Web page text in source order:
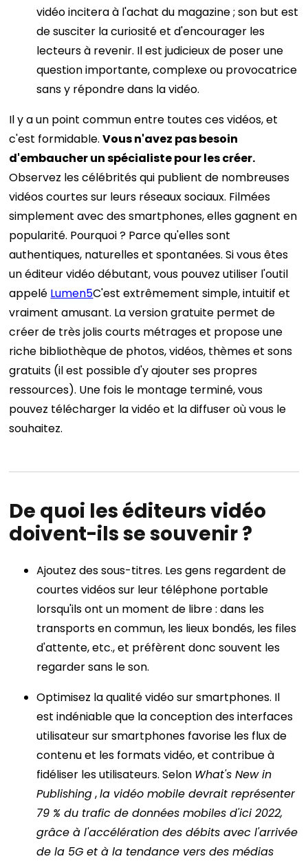
vidéo incitera à l'achat du magazine ; son but est
de susciter la curiosité et d'encourager les
lecteurs à revenir. Il est judicieux de poser une
question importante, complexe ou provocatrice
sans y répondre dans la vidéo.
Il y a un point commun entre toutes ces vidéos, et
c'est formidable. Vous n'avez pas besoin
d'embaucher un spécialiste pour les créer.
Observez les célébrités qui publient de nombreuses
vidéos courtes sur leurs réseaux sociaux. Filmées
simplement avec des smartphones, elles gagnent en
popularité. Pourquoi ? Parce qu'elles sont
authentiques, naturelles et spontanées. Si vous êtes
un éditeur vidéo débutant, vous pouvez utiliser l'outil
appelé Lumen5C'est extrêmement simple, intuitif et
vraiment amusant. La version gratuite permet de
créer de très jolis courts métrages et propose une
riche bibliothèque de photos, vidéos, thèmes et sons
gratuits (il est possible d'y ajouter ses propres
ressources). Une fois le montage terminé, vous
pouvez télécharger la vidéo et la diffuser où vous le
souhaitez.
De quoi les éditeurs vidéo
doivent-ils se souvenir ?
Ajoutez des sous-titres. Les gens regardent de
courtes vidéos sur leur téléphone portable
lorsqu'ils ont un moment de libre : dans les
transports en commun, les lieux bondés, les files
d'attente, etc., et préfèrent donc souvent les
regarder sans le son.
Optimisez la qualité vidéo sur smartphones. Il
est indéniable que la conception des interfaces
utilisateur sur smartphones favorise les flux de
contenu et les formats vidéo, et contribue à
fidéliser les utilisateurs. Selon What's New in
Publishing,la vidéo mobile devrait représenter
79 % du trafic de données mobiles d'ici 2022,
grâce à l'accélération des débits avec l'arrivée
de la 5G et à la tendance vers des médias